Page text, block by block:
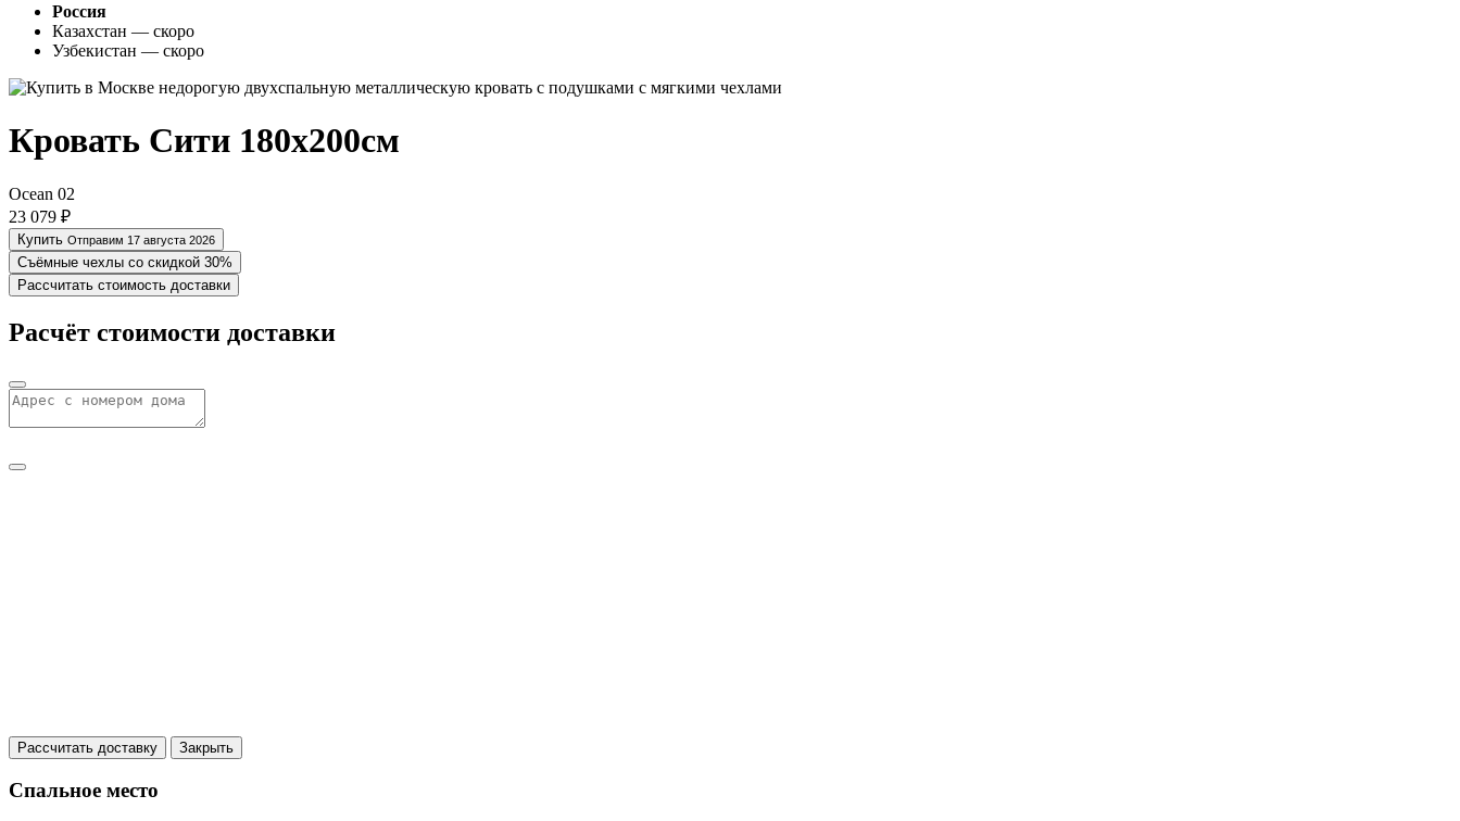
Россия
Казахстан — скоро
Узбекистан — скоро
Кровать Сити 180х200см
Ocean 02
23 079 ₽
Купить Отправим 17 августа 2026
Съёмные чехлы со скидкой 30%
Рассчитать стоимость доставки
Расчёт стоимости доставки
Рассчитать доставку Закрыть
Спальное место